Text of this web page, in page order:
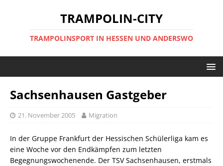
TRAMPOLIN-CITY
TRAMPOLINSPORT IN HESSEN UND ANDERSWO
Sachsenhausen Gastgeber
21. November 2005 Migration
In der Gruppe Frankfurt der Hessischen Schülerliga kam es
eine Woche vor den Endkämpfen zum letzten
Begegnungswochenende. Der TSV Sachsenhausen, erstmals